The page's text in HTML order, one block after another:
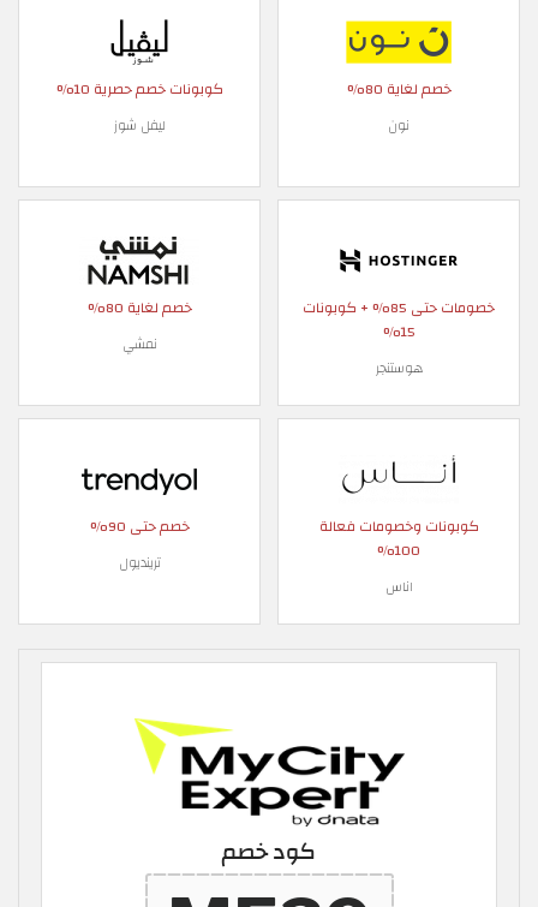
خصم لغاية 80%
نون
كوبونات خصم حصرية 10%
ليفل شوز
خصومات حتى 85% + كوبونات
15%
هوستنجر
خصم لغاية 80%
نمشي
كوبونات وخصومات فعالة
100%
اناس
خصم حتى 90%
ترينديول